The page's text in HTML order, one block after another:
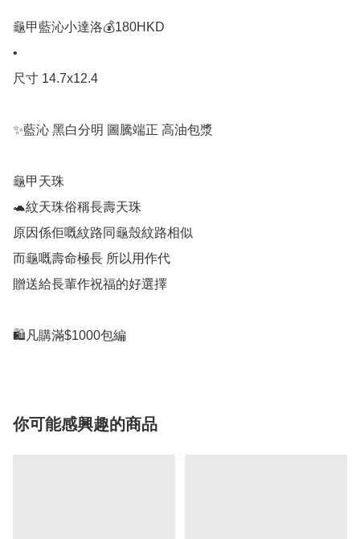
龜甲藍沁小達洛💰180HKD
•
尺寸 14.7x12.4
✨藍沁 黑白分明 圖騰端正 高油包漿
龜甲天珠
🐢紋天珠俗稱長壽天珠
原因係佢嘅紋路同龜殼紋路相似
而龜嘅壽命極長 所以用作代
贈送給長輩作祝福的好選擇
🛍凡購滿$1000包編
你可能感興趣的商品